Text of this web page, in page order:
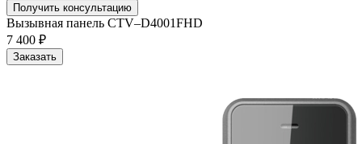
Получить консультацию
Вызывная панель CTV–D4001FHD
7 400 ₽
Заказать